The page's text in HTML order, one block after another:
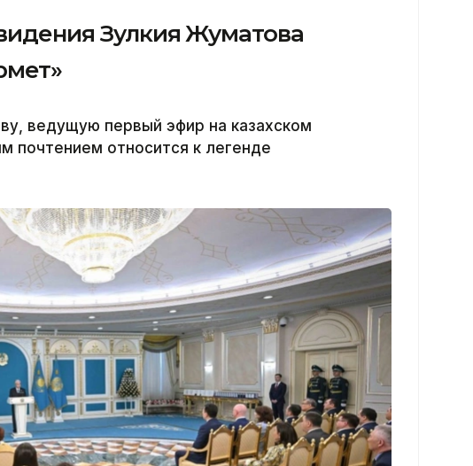
Зулкия Жуматова
ведущую первый эфир на казахском
почтением относится к легенде